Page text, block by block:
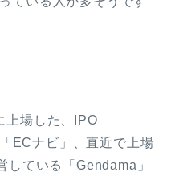
上場した、IPO
ECナビ」、直近で上場
している「Gendama」